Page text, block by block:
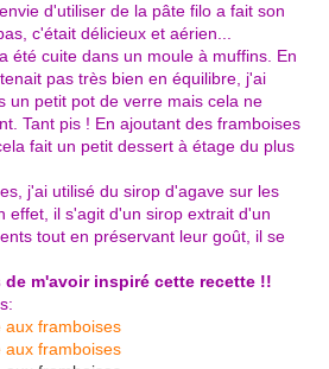
d'utiliser de la pâte filo a fait son
c'était délicieux et aérien...
été cuite dans un moule à muffins. En
pas très bien en équilibre, j'ai
un petit pot de verre mais cela ne
Tant pis ! En ajoutant des framboises
fait un petit dessert à étage du plus
j'ai utilisé du sirop d'agave sur les
effet, il s'agit d'un sirop extrait d'un
tout en préservant leur goût, il se
m'avoir inspiré cette recette !!